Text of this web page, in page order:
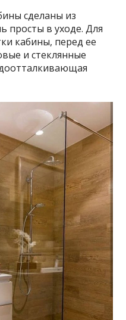
сделаны из
просты в уходе. Для
кабины, перед ее
и стеклянные